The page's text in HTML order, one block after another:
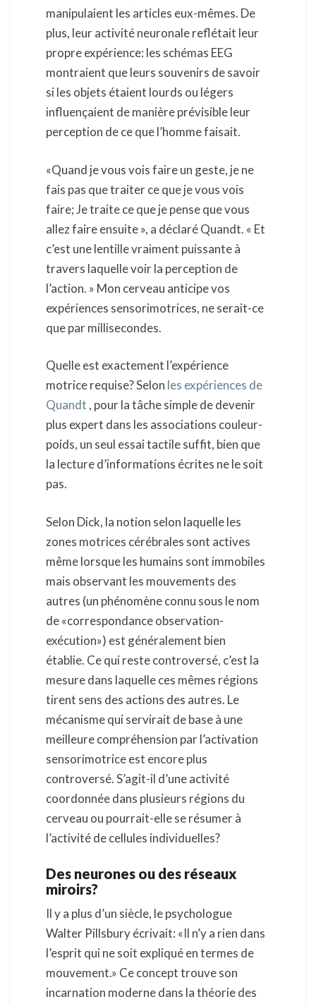
manipulaient les articles eux-mêmes. De
plus, leur activité neuronale reflétait leur
propre expérience: les schémas EEG
montraient que leurs souvenirs de savoir
si les objets étaient lourds ou légers
influençaient de manière prévisible leur
perception de ce que l’homme faisait.
«Quand je vous vois faire un geste, je ne
fais pas que traiter ce que je vous vois
faire; Je traite ce que je pense que vous
allez faire ensuite », a déclaré Quandt. « Et
c’est une lentille vraiment puissante à
travers laquelle voir la perception de
l’action. » Mon cerveau anticipe vos
expériences sensorimotrices, ne serait-ce
que par millisecondes.
Quelle est exactement l’expérience
motrice requise? Selon les expériences de
Quandt , pour la tâche simple de devenir
plus expert dans les associations couleur-
poids, un seul essai tactile suffit, bien que
la lecture d’informations écrites ne le soit
pas.
Selon Dick, la notion selon laquelle les
zones motrices cérébrales sont actives
même lorsque les humains sont immobiles
mais observant les mouvements des
autres (un phénomène connu sous le nom
de «correspondance observation-
exécution») est généralement bien
établie. Ce qui reste controversé, c’est la
mesure dans laquelle ces mêmes régions
tirent sens des actions des autres. Le
mécanisme qui servirait de base à une
meilleure compréhension par l’activation
sensorimotrice est encore plus
controversé. S’agit-il d’une activité
coordonnée dans plusieurs régions du
cerveau ou pourrait-elle se résumer à
l’activité de cellules individuelles?
Des neurones ou des réseaux
miroirs?
Il y a plus d’un siècle, le psychologue
Walter Pillsbury écrivait: «Il n’y a rien dans
l’esprit qui ne soit expliqué en termes de
mouvement.» Ce concept trouve son
incarnation moderne dans la théorie des